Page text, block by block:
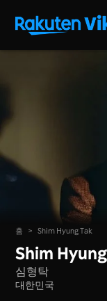
홈 > Shim Hyung Tak
Shim
심형탁
대한민국